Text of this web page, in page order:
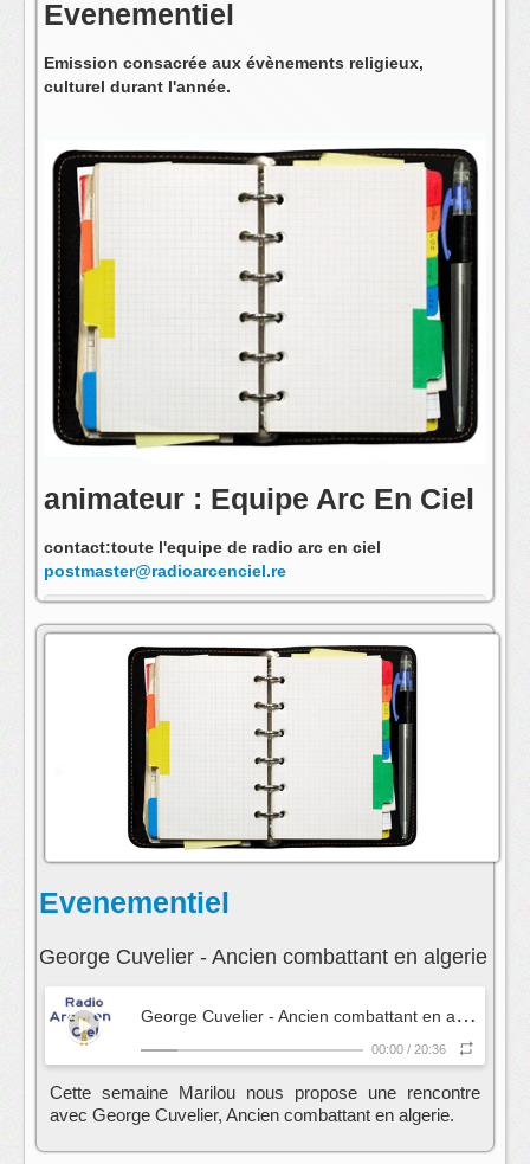
Evenementiel
Emission consacrée aux évènements religieux,
culturel durant l'année.
animateur : Equipe Arc En Ciel
contact:toute l'equipe de radio arc en ciel
postmaster@radioarcenciel.re
s'abonner au fil rss de cette emission:
Evenementiel
George Cuvelier - Ancien combattant en algerie
G
eorge Cuvelier - Ancien combattant en algerie
00:00 / 20:36
Cette semaine Marilou nous propose une rencontre
avec George Cuvelier, Ancien combattant en algerie.